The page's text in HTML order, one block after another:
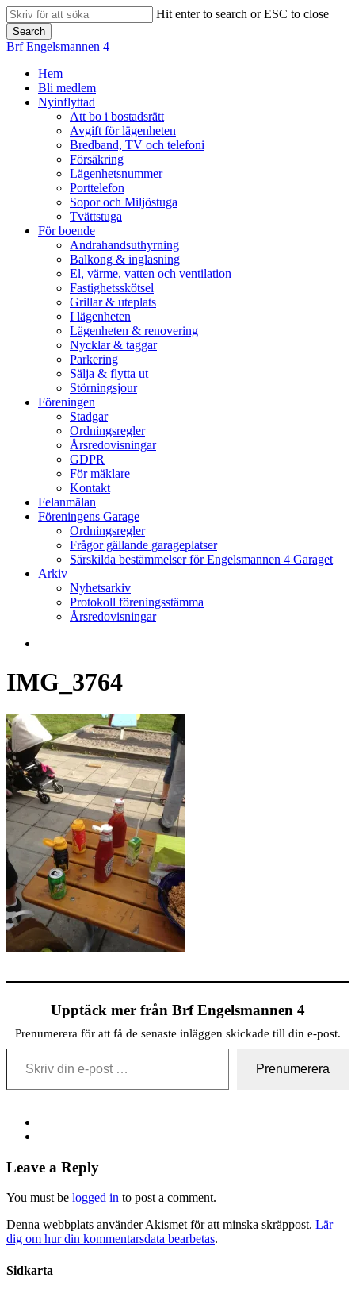
Skip
to
main
content
Hit enter to search or ESC to close
Search
Close
Brf Engelsmannen 4
search
Menu
Hem
Bli medlem
Nyinflyttad
Att bo i bostadsrätt
Avgift för lägenheten
Bredband, TV och telefoni
Försäkring
Lägenhetsnummer
Porttelefon
Sopor och Miljöstuga
Tvättstuga
För boende
Andrahandsuthyrning
Balkong & inglasning
El, värme, vatten och ventilation
Fastighetsskötsel
Grillar & uteplats
I lägenheten
Lägenheten & renovering
Nycklar & taggar
Parkering
Sälja & flytta ut
Störningsjour
Föreningen
Stadgar
Ordningsregler
Årsredovisningar
GDPR
För mäklare
Kontakt
Felanmälan
Föreningens Garage
Ordningsregler
Frågor gällande garageplatser
Särskilda bestämmelser för Engelsmannen 4 Garaget
Arkiv
Nyhetsarkiv
Protokoll föreningsstämma
Årsredovisningar
IMG_3764
Upptäck mer från Brf Engelsmannen 4
Prenumerera för att få de senaste inläggen skickade till din e-post.
Skriv din e-post …
Prenumerera
Leave a Reply
You must be logged in to post a comment.
Denna webbplats använder Akismet för att minska skräppost. Lär
dig om hur din kommentarsdata bearbetas.
Share
Sidkarta